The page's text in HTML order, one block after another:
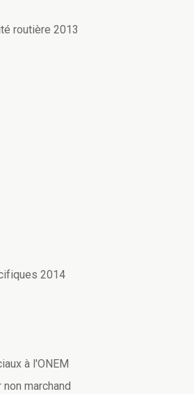
routière 2013
2014
à l'ONEM
marchand